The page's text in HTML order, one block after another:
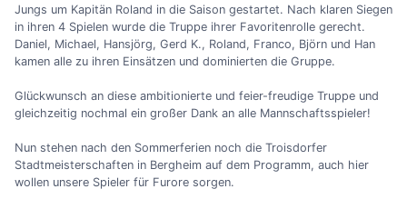
Jungs um Kapitän Roland in die Saison gestartet. Nach klaren Siegen
in ihren 4 Spielen wurde die Truppe ihrer Favoritenrolle gerecht.
Daniel, Michael, Hansjörg, Gerd K., Roland, Franco, Björn und Han
kamen alle zu ihren Einsätzen und dominierten die Gruppe.
Glückwunsch an diese ambitionierte und feier-freudige Truppe und
gleichzeitig nochmal ein großer Dank an alle Mannschaftsspieler!
Nun stehen nach den Sommerferien noch die Troisdorfer
Stadtmeisterschaften in Bergheim auf dem Programm, auch hier
wollen unsere Spieler für Furore sorgen.